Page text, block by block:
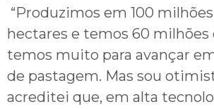
“Produzimos em 100
hectares e temos 60 milhões
temos muito para avançar
de pastagem. Mas sou
acreditei que, em alta